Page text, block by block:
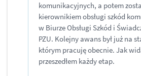
komunikacyjnych, a potem
kierownikiem obsługi szkód
w Biurze Obsługi Szkód i
PZU. Kolejny awans był już na
którym pracuję obecnie. Jak
przeszedłem każdy etap.